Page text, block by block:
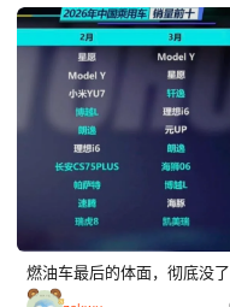
燃油车最后的体面，彻底没了